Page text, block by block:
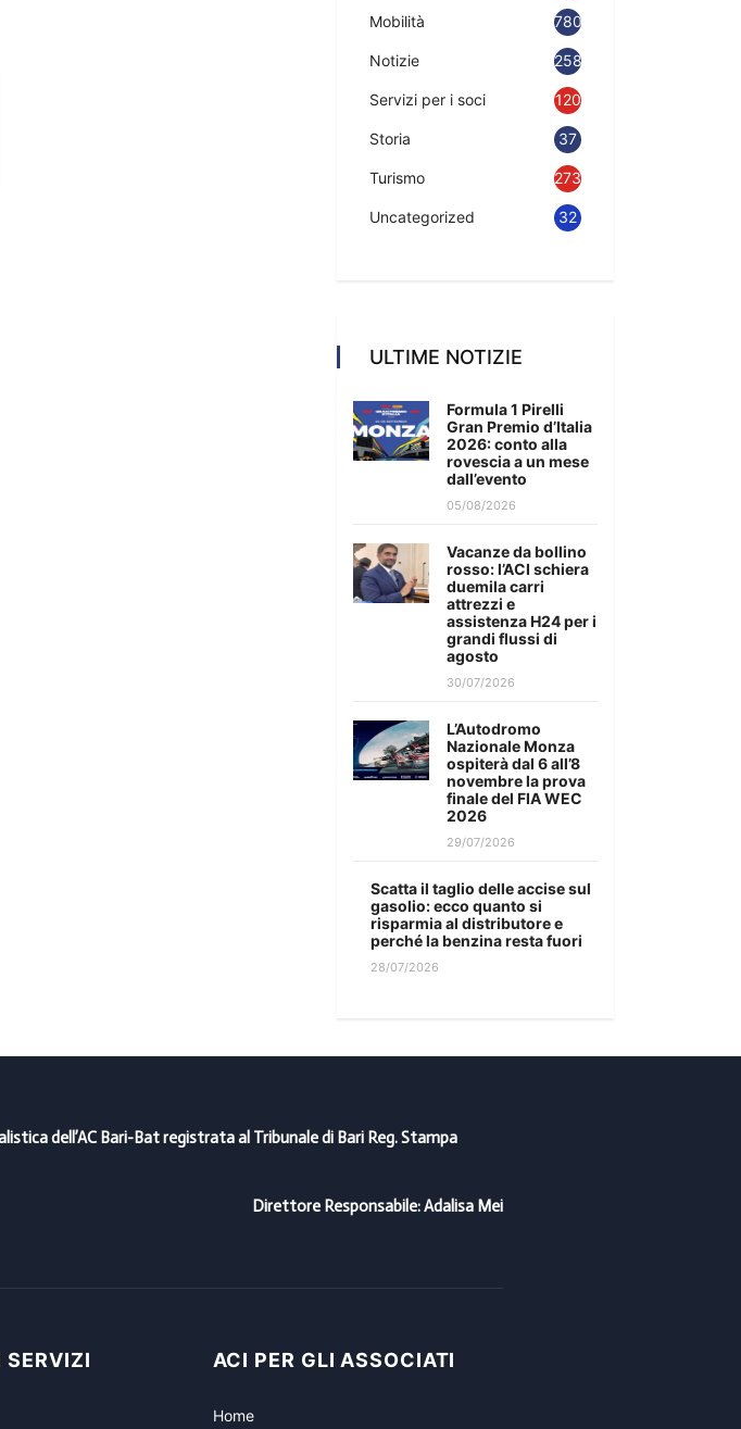
Mobilità 780
Notizie 2583
Servizi per i soci 120
Storia 37
Turismo 273
Uncategorized 32
ULTIME NOTIZIE
Formula 1 Pirelli
Gran Premio d’Italia
2026: conto alla
rovescia a un mese
dall’evento
05/08/2026
Vacanze da bollino
rosso: l’ACI schiera
duemila carri
attrezzi e
assistenza H24 per i
grandi flussi di
agosto
30/07/2026
L’Autodromo
Nazionale Monza
ospiterà dal 6 all’8
novembre la prova
finale del FIA WEC
2026
29/07/2026
Scatta il taglio delle accise sul
gasolio: ecco quanto si
risparmia al distributore e
perché la benzina resta fuori
28/07/2026
dell’AC Bari-Bat registrata al Tribunale di Bari Reg. Stampa
Direttore Responsabile: Adalisa Mei
SERVIZI ACI PER GLI ASSOCIATI
Home